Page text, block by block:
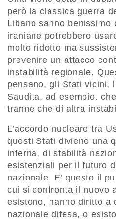
però la classica guerra
Libano sanno benissimo
iraniane potrebbero
molto ridotto ma
prevenire un attacco
instabilità regionale.
pensano, gli Stati vicini,
Saudita, ad esempio,
tranne che di altra
L’accordo nucleare tra
questi Stati diviene una
interna, di stabilità
esistenziali per il futuro
nazionale. E’ questo il
cui si confronta il nuovo
esistono, hanno diritto a
nazionale difesa, o